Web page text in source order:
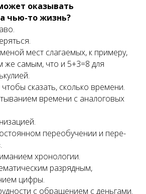
оказывать
чью-то жизнь?
мест слагаемых, к примеру,
же самым, что и 5+3=8 для
сказать, сколько времени.
времени с аналоговых
переобучении и пере-
хронологии.
разрядным,
цифры.
с обращением с деньгами.